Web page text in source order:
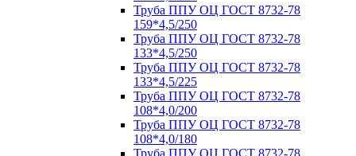
Труба ППУ ОЦ ГОСТ 8732-78
159*4,5/250
Труба ППУ ОЦ ГОСТ 8732-78
133*4,5/250
Труба ППУ ОЦ ГОСТ 8732-78
133*4,5/225
Труба ППУ ОЦ ГОСТ 8732-78
108*4,0/200
Труба ППУ ОЦ ГОСТ 8732-78
108*4,0/180
Труба ППУ ОЦ ГОСТ 8732-78